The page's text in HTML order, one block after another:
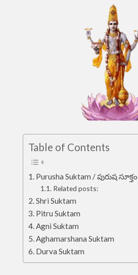
Table of Contents
Purusha Suktam / పురుష సూక్తం
Related posts:
Shri Suktam
Pitru Suktam
Agni Suktam
Aghamarshana Suktam
Durva Suktam